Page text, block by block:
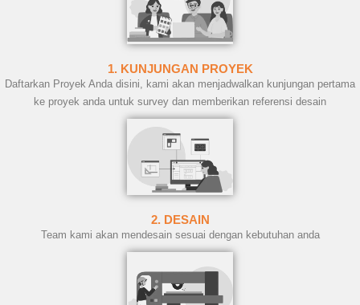
1. KUNJUNGAN PROYEK
Daftarkan Proyek Anda disini, kami akan menjadwalkan kunjungan pertama
ke proyek anda untuk survey dan memberikan referensi desain
2. DESAIN
Team kami akan mendesain sesuai dengan kebutuhan anda